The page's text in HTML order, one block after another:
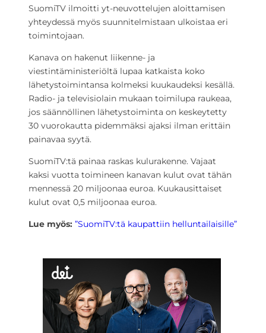
SuomiTV ilmoitti yt-neuvottelujen aloittamisen
yhteydessä myös suunnitelmistaan ulkoistaa eri
toimintojaan.
Kanava on hakenut liikenne- ja
viestintäministeriöltä lupaa katkaista koko
lähetystoimintansa kolmeksi kuukaudeksi kesällä.
Radio- ja televisiolain mukaan toimilupa raukeaa,
jos säännöllinen lähetystoiminta on keskeytetty
30 vuorokautta pidemmäksi ajaksi ilman erittäin
painavaa syytä.
SuomiTV:tä painaa raskas kulurakenne. Vajaat
kaksi vuotta toimineen kanavan kulut ovat tähän
mennessä 20 miljoonaa euroa. Kuukausittaiset
kulut ovat 0,5 miljoonaa euroa.
Lue myös: ”SuomiTV:tä kaupattiin helluntailaisille”